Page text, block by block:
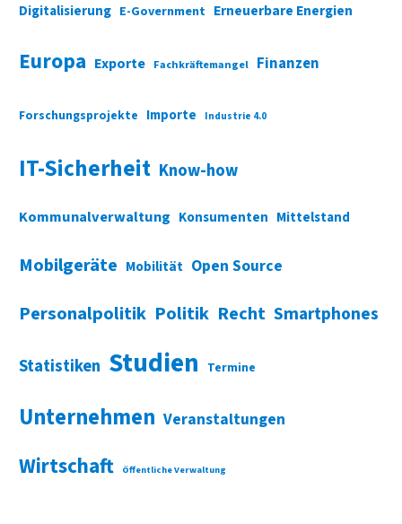
Digitalisierung E-Government Erneuerbare Energien
Europa Exporte Fachkräftemangel Finanzen
Forschungsprojekte Importe Industrie 4.0
IT-Sicherheit Know-how
Kommunalverwaltung Konsumenten Mittelstand
Mobilgeräte Mobilität Open Source
Personalpolitik Politik Recht Smartphones
Statistiken Studien Termine
Unternehmen Veranstaltungen
Wirtschaft Öffentliche Verwaltung